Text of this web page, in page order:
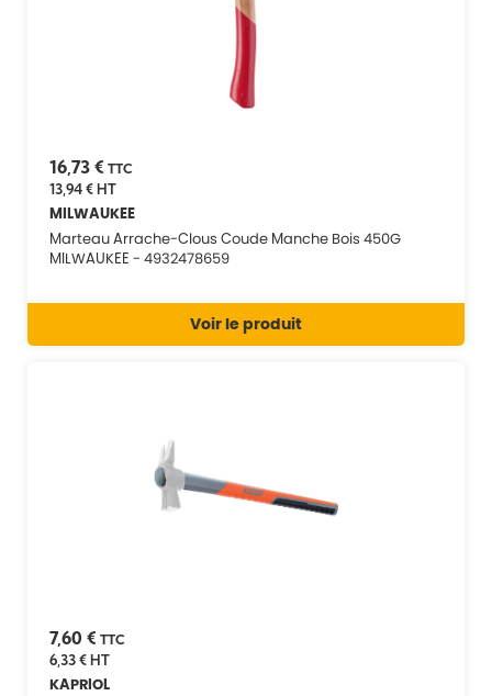
16,73 € TTC
13,94 €HT
MILWAUKEE
Marteau Arrache-Clous Coude Manche Bois 450G
MILWAUKEE - 4932478659
Voir le produit
7,60 € TTC
6,33 €HT
KAPRIOL